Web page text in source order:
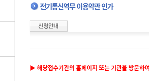
전기통신역무 이용약관 인가
▶ 해당접수기관의 홈페이지 또는 기관을 방문하